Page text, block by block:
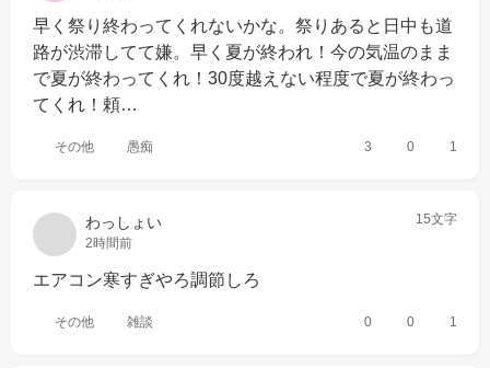
早く祭り終わってくれないかな。祭りあると日中も道
路が渋滞してて嫌。早く夏が終われ！今の気温のまま
で夏が終わってくれ！30度越えない程度で夏が終わっ
てくれ！頼…
その他 愚痴 3 0 1
わっしょい
2時間前
15文字
エアコン寒すぎやろ調節しろ
その他 雑談 0 0 1